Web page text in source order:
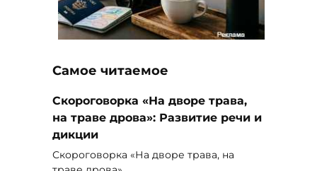
Самое читаемое
Скороговорка «На дворе трава,
на траве дрова»: Развитие речи и
дикции
Скороговорка «На дворе трава, на